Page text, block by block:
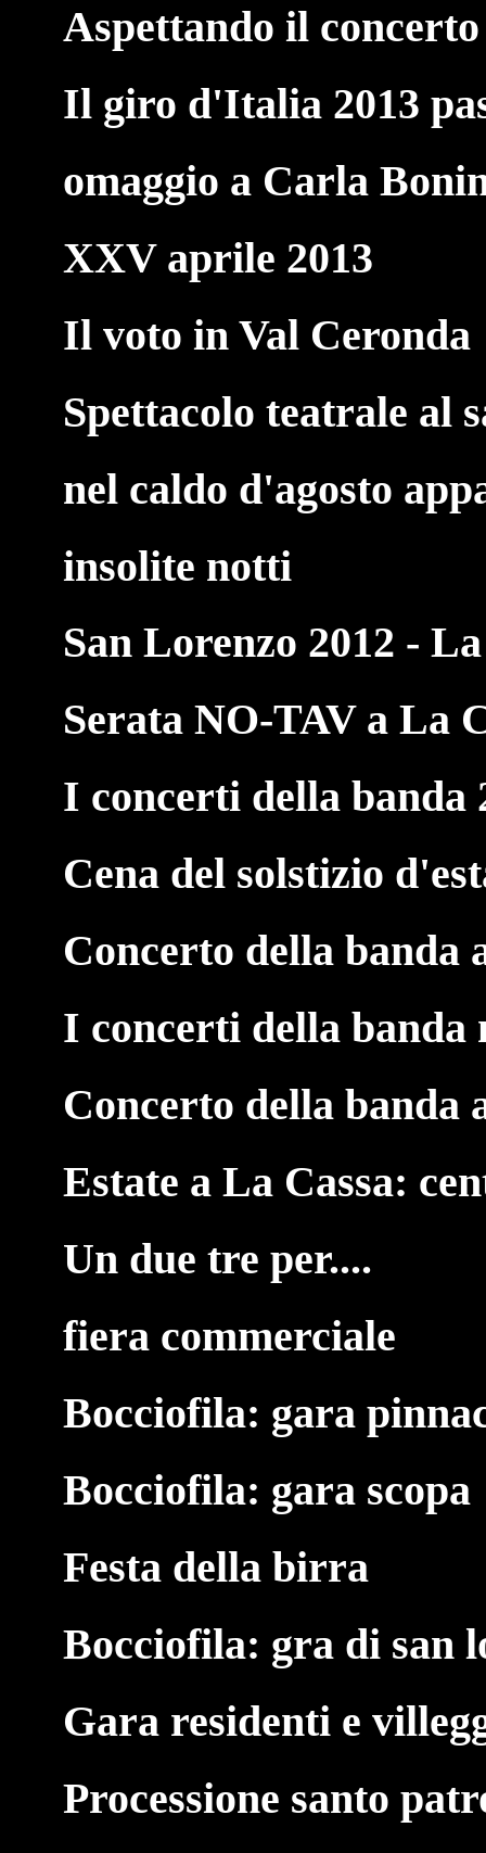
Aspettando il concerto
Il giro d'Italia 2013
omaggio a Carla
XXV aprile 2013
Il voto in Val Ceronda
Spettacolo teatrale al
nel caldo d'agosto
insolite notti
San Lorenzo 2012 -
Serata NO-TAV a La
I concerti della banda
Cena del solstizio
Concerto della banda
I concerti della banda
Concerto della banda
Estate a La Cassa:
Un due tre per....
fiera commerciale
Bocciofila: gara
Bocciofila: gara scopa
Festa della birra
Bocciofila: gra di san
Gara residenti e
Processione santo